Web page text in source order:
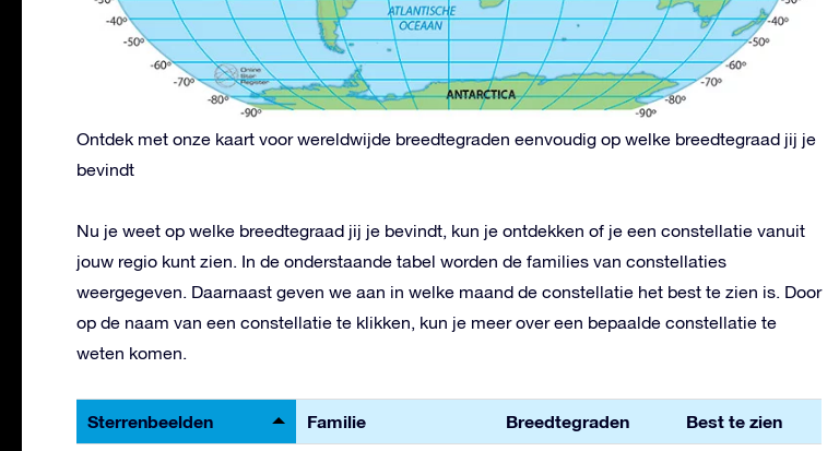
Ontdek met onze kaart voor wereldwijde breedtegraden eenvoudig op welke breedtegraad jij je
bevindt
Nu je weet op welke breedtegraad jij je bevindt, kun je ontdekken of je een constellatie vanuit
jouw regio kunt zien. In de onderstaande tabel worden de families van constellaties
weergegeven. Daarnaast geven we aan in welke maand de constellatie het best te zien is. Door
op de naam van een constellatie te klikken, kun je meer over een bepaalde constellatie te
weten komen.
Sterrenbeelden Familie Breedtegraden Best te zien